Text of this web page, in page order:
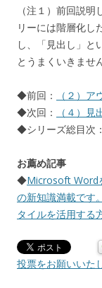
（注１）前回説
リーには階層化し
し、「見出し」と
とうまくいきませ
◆前回：
（２）
◆次回：
（４）
◆シリーズ総目次：
お薦め記事
◆Microsoft Word
の新知識満載です
タイルを活用する
投票をお願いいた